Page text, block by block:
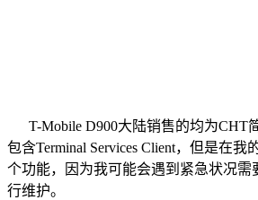
T-Mobile D900大陆销售的均为CHT
包含Terminal Services Client，但是在
个功能，因为我可能会遇到紧急状况需
行维护。